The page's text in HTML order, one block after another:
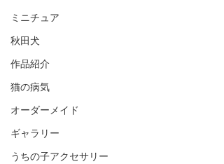
ミニチュア
秋田犬
作品紹介
猫の病気
オーダーメイド
ギャラリー
うちの子アクセサリー